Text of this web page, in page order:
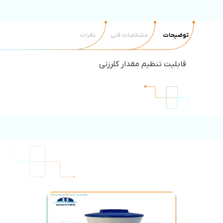
توضیحات مشخصات فنی نظرات
قابلیت تنظیم مقدار کلرزنی